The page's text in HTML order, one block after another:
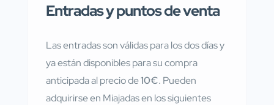
Entradas y puntos de venta
Las entradas son válidas para los dos días y
ya están disponibles para su compra
anticipada al precio de10€. Pueden
adquirirse en Miajadas en los siguientes